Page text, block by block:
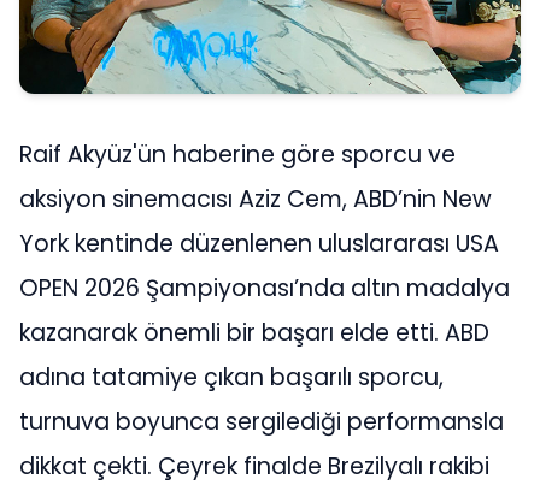
Raif Akyüz'ün haberine göre sporcu ve
aksiyon sinemacısı Aziz Cem, ABD’nin New
York kentinde düzenlenen uluslararası USA
OPEN 2026 Şampiyonası’nda altın madalya
kazanarak önemli bir başarı elde etti. ABD
adına tatamiye çıkan başarılı sporcu,
turnuva boyunca sergilediği performansla
dikkat çekti. Çeyrek finalde Brezilyalı rakibi